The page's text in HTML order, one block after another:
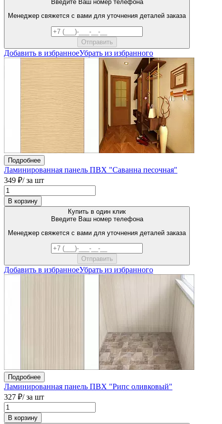
Введите Ваш номер телефона
Менеджер свяжется с вами для уточнения деталей заказа
Добавить в избранноеУбрать из избранного
Подробнее
Ламинированная панель ПВХ "Саванна песочная"
349 ₽/ за шт
В корзину
Купить в один клик
Введите Ваш номер телефона
Менеджер свяжется с вами для уточнения деталей заказа
Добавить в избранноеУбрать из избранного
Подробнее
Ламинированная панель ПВХ "Рипс оливковый"
327 ₽/ за шт
В корзину